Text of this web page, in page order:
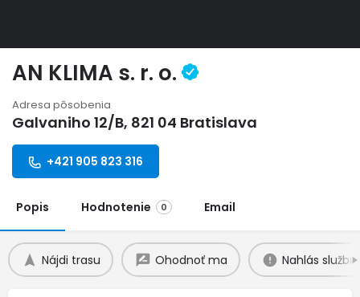
AN KLIMA s. r. o.
Adresa pôsobenia
Galvaniho 12/B, 821 04 Bratislava
+421 905 823 316
Popis Hodnotenie 0 Email
Nájdi trasu Ohodnoť ma Nahlás službu